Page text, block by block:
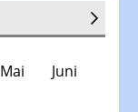
Mai Juni